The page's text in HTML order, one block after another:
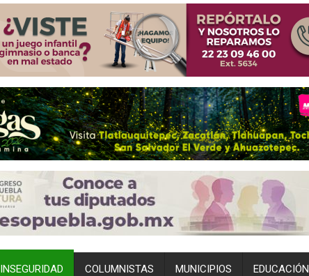
INSEGURIDAD COLUMNISTAS MUNICIPIOS EDUCACIÓN